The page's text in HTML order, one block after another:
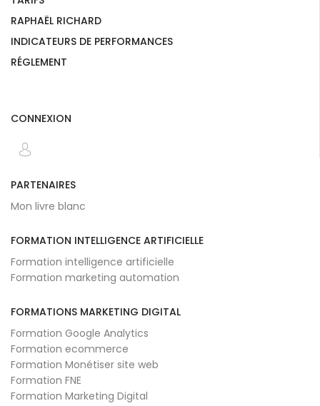
RAPHAËL RICHARD
INDICATEURS DE PERFORMANCES
RÉGLEMENT
CONNEXION
PARTENAIRES
Mon livre blanc
FORMATION INTELLIGENCE ARTIFICIELLE
Formation intelligence artificielle
Formation marketing automation
FORMATIONS MARKETING DIGITAL
Formation Google Analytics
Formation ecommerce
Formation Monétiser site web
Formation FNE
Formation Marketing Digital